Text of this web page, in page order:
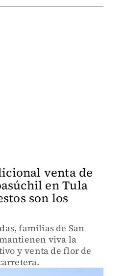
venta de
en Tula
son los
familias de San
viva la
y venta de flor de